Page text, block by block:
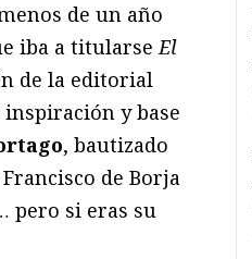
de un año
iba a titularseEl
de la editorial
inspiración y base
, bautizado
de Borja
pero si eras su